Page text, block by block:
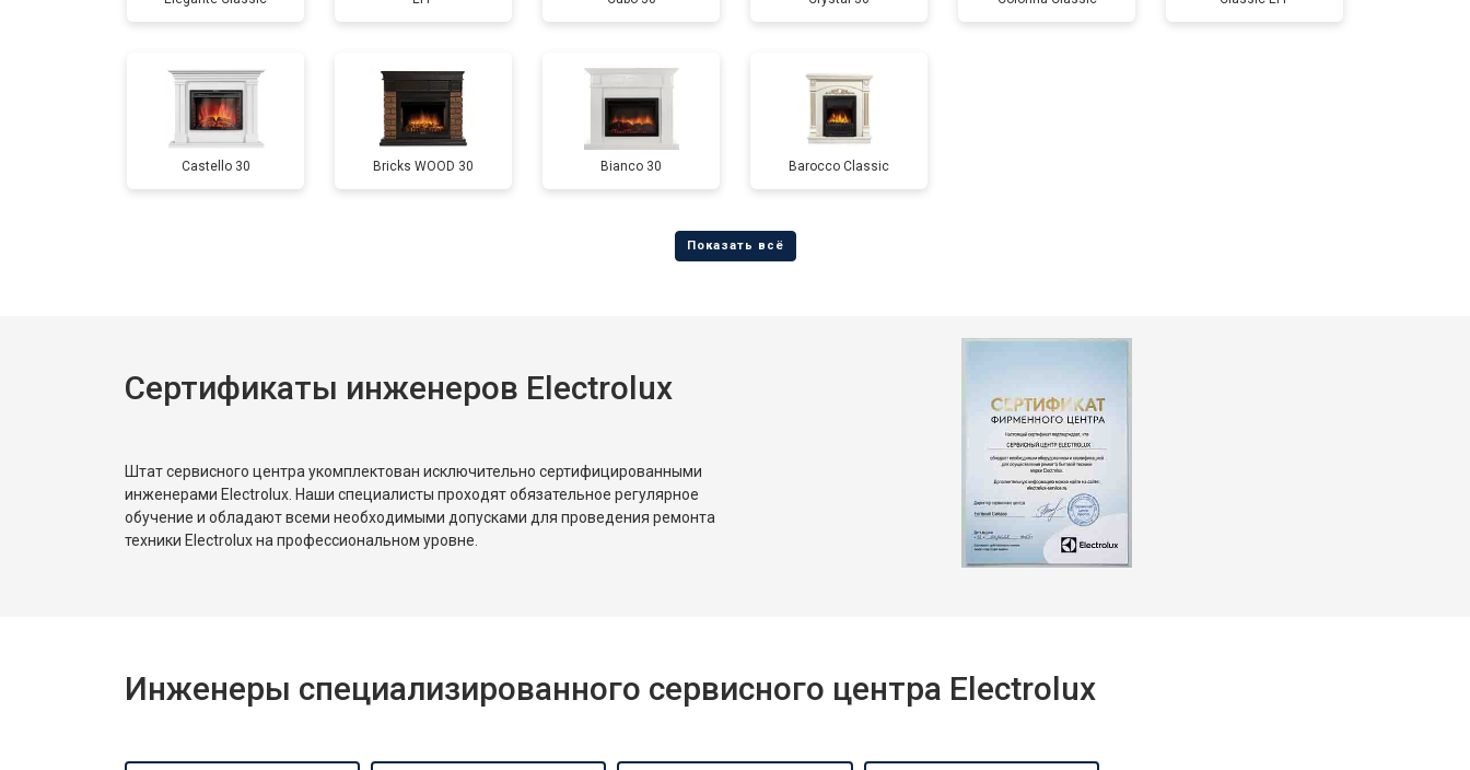
Castello 30 Bricks WOOD 30 Bianco 30 Barocco Classic
Сертификаты инженеров Electrolux
Штат сервисного центра укомплектован исключительно сертифицированными
инженерами Electrolux. Наши специалисты проходят обязательное регулярное
обучение и обладают всеми необходимыми допусками для проведения ремонта
техники Electrolux на профессиональном уровне.
Инженеры специализированного сервисного центра Electrolux